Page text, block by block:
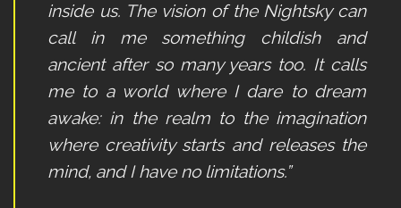
inside us. The vision of the Nightsky can
call in me something childish and
ancient after so many years too. It calls
me to a world where I dare to dream
awake: in the realm to the imagination
where creativity starts and releases the
mind, and I have no limitations.”